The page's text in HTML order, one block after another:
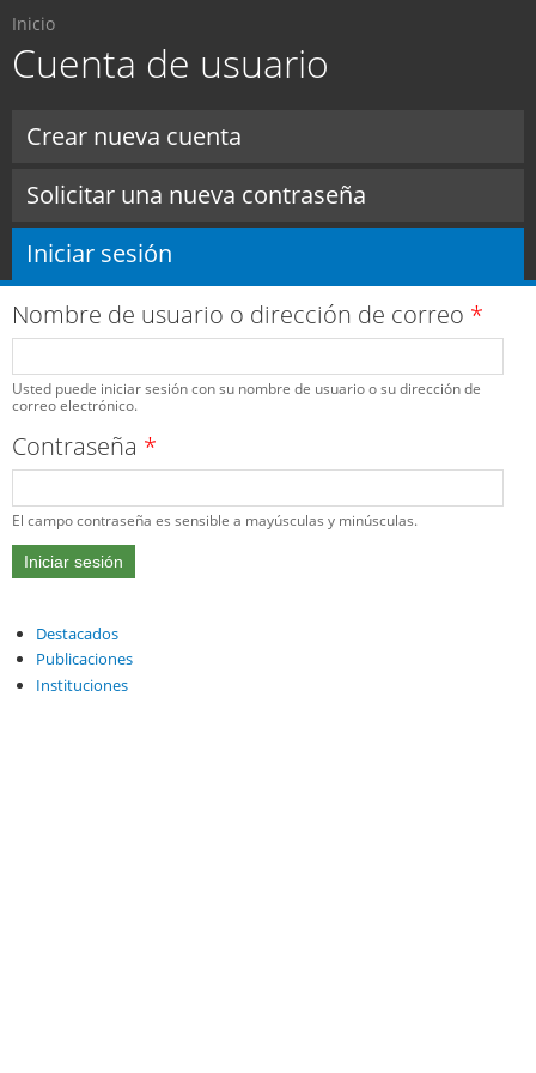
principal
Usted está aquí
Inicio
Cuenta de usuario
Crear nueva cuenta
Solicitar una nueva contraseña
Iniciar sesión
Nombre de usuario o dirección de correo *
Usted puede iniciar sesión con su nombre de usuario o su dirección de
correo electrónico.
Contraseña *
El campo contraseña es sensible a mayúsculas y minúsculas.
Destacados
Publicaciones
Instituciones